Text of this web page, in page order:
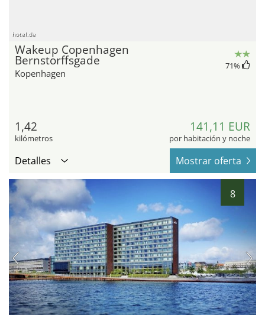
hotel.de
Wakeup Copenhagen
Bernstorffsgade
Kopenhagen
71%
1,42
kilómetros
141,11 EUR
por habitación y noche
Detalles Mostrar oferta
8